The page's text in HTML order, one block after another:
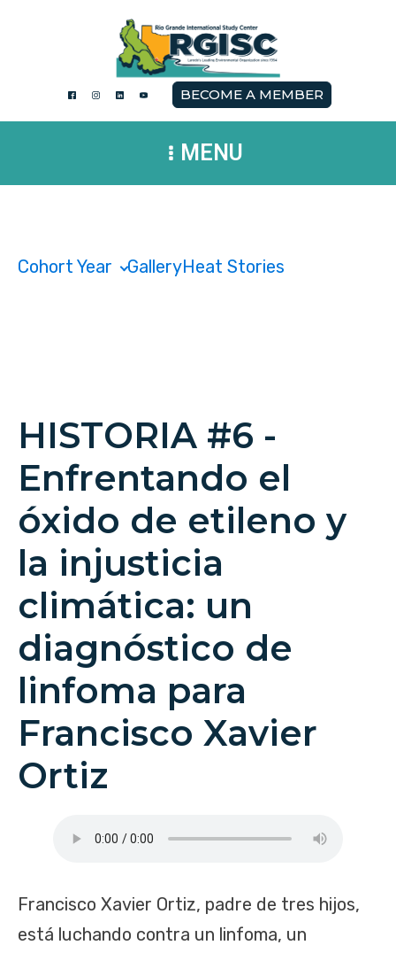
BECOME A MEMBER
MENU
Cohort Year GalleryHeat Stories
HISTORIA #6 -
Enfrentando el
óxido de etileno y
la injusticia
climática: un
diagnóstico de
linfoma para
Francisco Xavier
Ortiz
Francisco Xavier Ortiz, padre de tres hijos,
está luchando contra un linfoma, un